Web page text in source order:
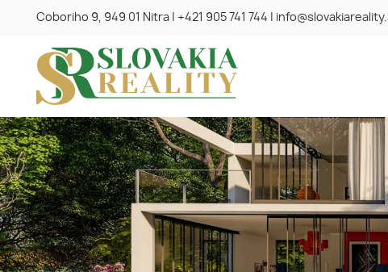
Coboriho 9, 949 01 Nitra +421 905 741 744